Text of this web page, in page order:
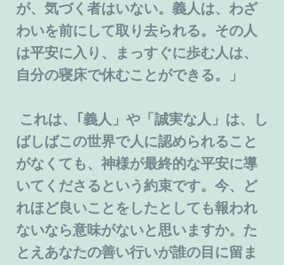
が、気づく者はいない。義人は、わざ
わいを前にして取り去られる。その人
は平安に入り、まっすぐに歩む人は、
自分の寝床で休むことができる。」
これは、｢義人」や「誠実な人」は、し
ばしばこの世界で人に認められること
がなくても、神様が最終的な平安に導
いてくださるという約束です。今、ど
れほど良いことをしたとしても報われ
ないなら意味がないと思いますか。た
とえあなたの善い行いが誰の目に留ま